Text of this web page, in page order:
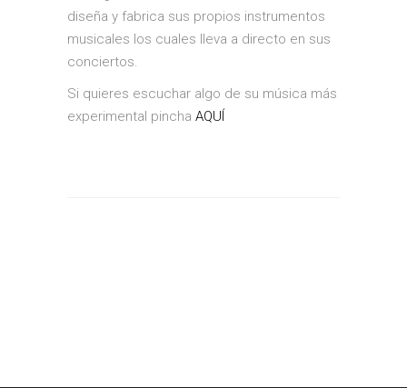
diseña y fabrica sus propios instrumentos
musicales los cuales lleva a directo en sus
conciertos.
Si quieres escuchar algo de su música más
experimental pincha AQUÍ